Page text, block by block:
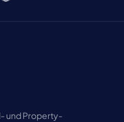
und Property-